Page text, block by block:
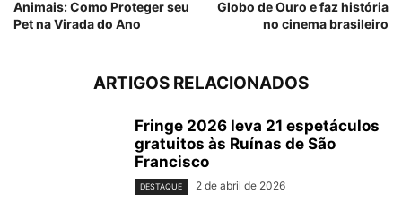
Animais: Como Proteger seu
Pet na Virada do Ano
Globo de Ouro e faz história
no cinema brasileiro
ARTIGOS RELACIONADOS
Fringe 2026 leva 21 espetáculos
gratuitos às Ruínas de São
Francisco
DESTAQUE 2 de abril de 2026